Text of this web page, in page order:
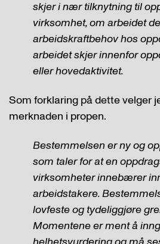
skjer i nær tilknytning til
virksomhet, om arbeidet
arbeidskraftbehov hos
arbeidet skjer innenfor
eller hovedaktivitet.
Som forklaring på dette velger
merknaden i propen.
Bestemmelsen er ny og
som taler for at en
virksomheter innebærer
arbeidstakere.
lovfeste og tydeliggjøre
Momentene er ment å